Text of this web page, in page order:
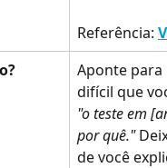
Referência:
Aponte
difícil que
"o teste em
por quê."
de você